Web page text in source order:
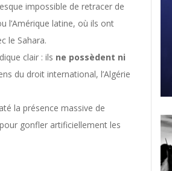
impossible de retracer de
l’Amérique latine, où ils ont
le Sahara.
clair : ils ne possèdent ni
du droit international, l’Algérie
la présence massive de
gonfler artificiellement les